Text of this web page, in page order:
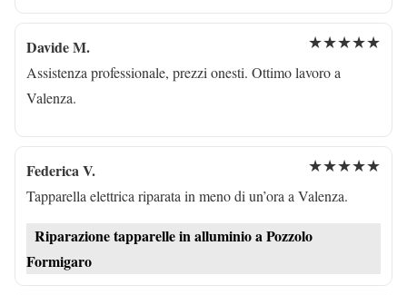
Davide M. ★★★★★
Assistenza professionale, prezzi onesti. Ottimo lavoro a
Valenza.
Federica V. ★★★★★
Tapparella elettrica riparata in meno di un’ora a Valenza.
Riparazione tapparelle in alluminio a Pozzolo
Formigaro